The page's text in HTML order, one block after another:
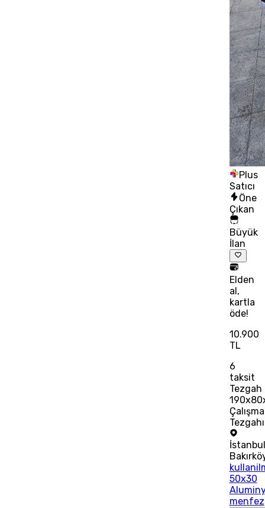
Plus
Satıcı
Öne
Çıkan
Büyük
İlan
Elden
al,
kartla
öde!
10.900
TL
6
taksit
Tezgah
Çalışma
Tezgahı
İstanbul
50x30
menfez